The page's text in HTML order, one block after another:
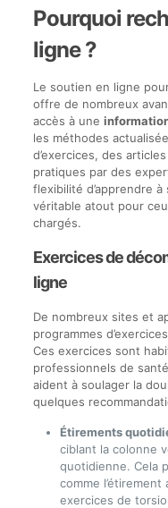
Pourquoi
ligne ?
Le soutien en ligne
offre de nombreux
accès à une
les méthodes
d’exercices, des
pratiques par des
flexibilité d’apprendre
véritable atout pour
chargés.
Exercices de
ligne
De nombreux sites et
programmes
Ces exercices sont
professionnels de
aident à soulager la
quelques
Étirements
ciblant la colonne
quotidienne. Cela
comme
exercices de